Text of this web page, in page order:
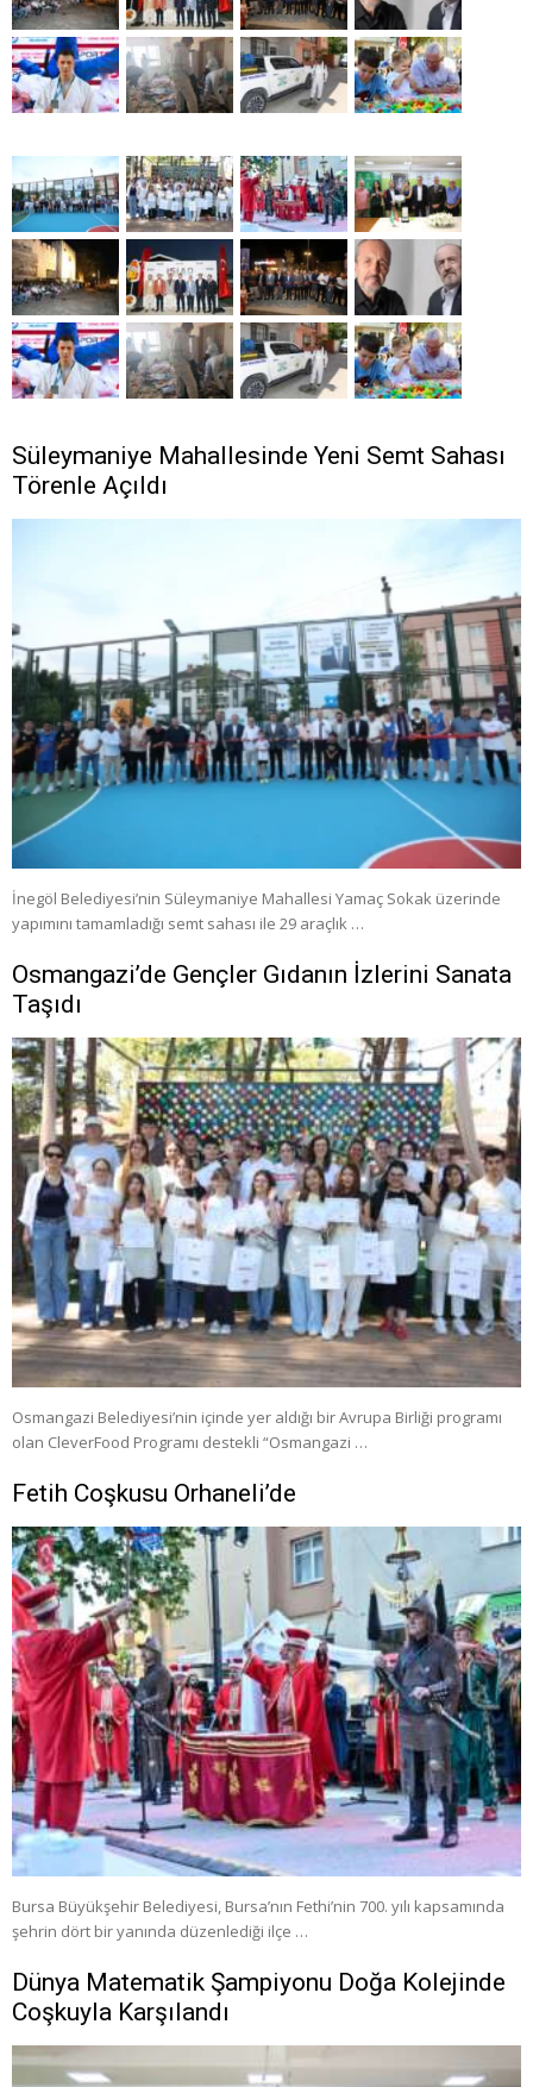
Süleymaniye Mahallesinde Yeni Semt Sahası
Törenle Açıldı
İnegöl Belediyesi’nin Süleymaniye Mahallesi Yamaç Sokak üzerinde
yapımını tamamladığı semt sahası ile 29 araçlık …
Osmangazi’de Gençler Gıdanın İzlerini Sanata
Taşıdı
Osmangazi Belediyesi’nin içinde yer aldığı bir Avrupa Birliği programı
olan CleverFood Programı destekli “Osmangazi …
Fetih Coşkusu Orhaneli’de
Bursa Büyükşehir Belediyesi, Bursa’nın Fethi’nin 700. yılı kapsamında
şehrin dört bir yanında düzenlediği ilçe …
Dünya Matematik Şampiyonu Doğa Kolejinde
Coşkuyla Karşılandı